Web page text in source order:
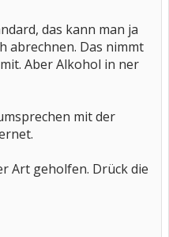
das kann man ja
abrechnen. Das nimmt
Aber Alkohol in ner
mit der
Art geholfen. Drück die